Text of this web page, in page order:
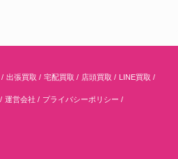
出張買取 宅配買取 店頭買取 LINE買取
運営会社 プライバシーポリシー